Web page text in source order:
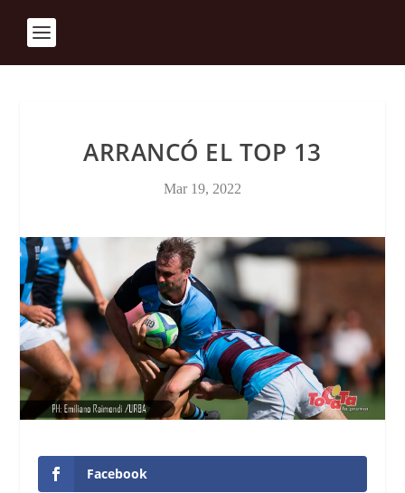
ARRANCÓ EL TOP 13
Mar 19, 2022
Facebook